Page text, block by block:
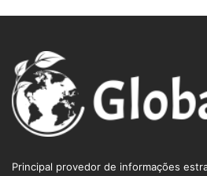
Principal provedor de informações